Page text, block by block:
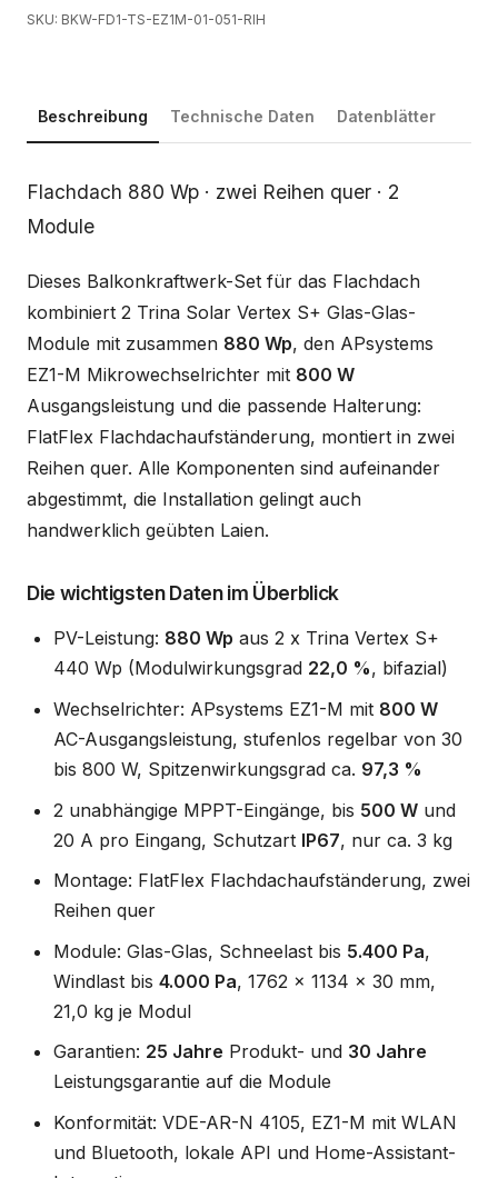
SKU: BKW-FD1-TS-EZ1M-01-051-RIH
Beschreibung Technische Daten Datenblätter
Beschreibung
Flachdach 880 Wp · zwei Reihen quer · 2
Module
Dieses Balkonkraftwerk-Set für das Flachdach
kombiniert 2 Trina Solar Vertex S+ Glas-Glas-
Module mit zusammen 880 Wp, den APsystems
EZ1-M Mikrowechselrichter mit 800 W
Ausgangsleistung und die passende Halterung:
FlatFlex Flachdachaufständerung, montiert in zwei
Reihen quer. Alle Komponenten sind aufeinander
abgestimmt, die Installation gelingt auch
handwerklich geübten Laien.
Die wichtigsten Daten im Überblick
PV-Leistung: 880 Wp aus 2 x Trina Vertex S+
440 Wp (Modulwirkungsgrad 22,0 %, bifazial)
Wechselrichter: APsystems EZ1-M mit 800 W
AC-Ausgangsleistung, stufenlos regelbar von 30
bis 800 W, Spitzenwirkungsgrad ca. 97,3 %
2 unabhängige MPPT-Eingänge, bis 500 W und
20 A pro Eingang, Schutzart IP67, nur ca. 3 kg
Montage: FlatFlex Flachdachaufständerung, zwei
Reihen quer
Module: Glas-Glas, Schneelast bis 5.400 Pa,
Windlast bis 4.000 Pa, 1762 x 1134 x 30 mm,
21,0 kg je Modul
Garantien: 25 Jahre Produkt- und 30 Jahre
Leistungsgarantie auf die Module
Konformität: VDE-AR-N 4105, EZ1-M mit WLAN
und Bluetooth, lokale API und Home-Assistant-